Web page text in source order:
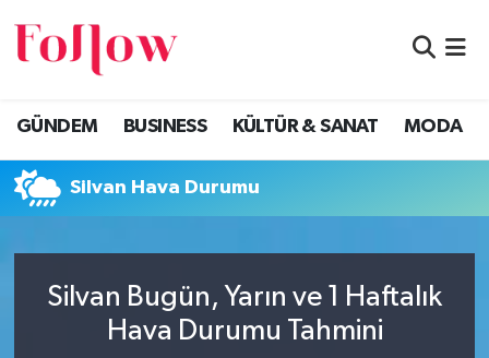
GÜNDEM BUSINESS KÜLTÜR & SANAT MODA
Silvan Hava Durumu
Silvan Bugün, Yarın ve 1 Haftalık
Hava Durumu Tahmini
GÜNDEM
BUSINESS
KÜLTÜR & SANAT
MODA
EĞİTİM
Eskişehir Nöbetçi Eczaneler
Eskişehir Hava Durumu
Eskişehir Namaz Vakitleri
Eskişehir Trafik Yoğunluk Haritası
Süper Lig Puan Durumu ve Fikstür